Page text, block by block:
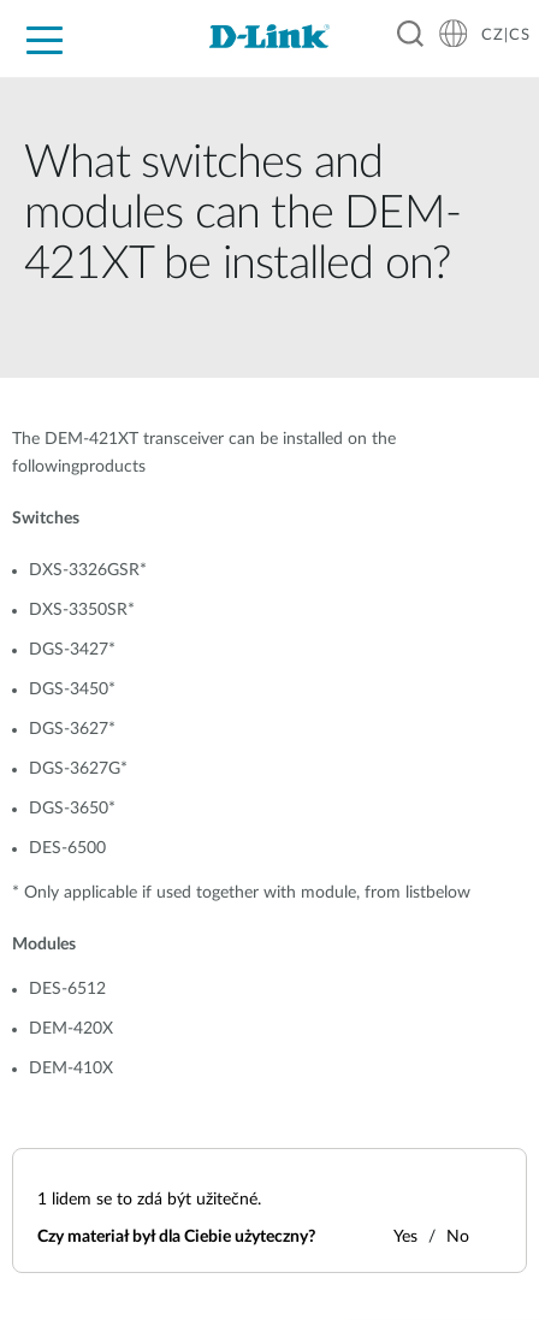
CZ|CS
What switches and
modules can the DEM-
421XT be installed on?
The DEM-421XT transceiver can be installed on the
followingproducts
Switches
DXS-3326GSR*
DXS-3350SR*
DGS-3427*
DGS-3450*
DGS-3627*
DGS-3627G*
DGS-3650*
DES-6500
* Only applicable if used together with module, from listbelow
Modules
DES-6512
DEM-420X
DEM-410X
1 lidem se to zdá být užitečné.
Czy materiał był dla Ciebie użyteczny? Yes No